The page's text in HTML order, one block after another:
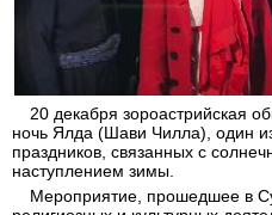
20 декабря зороастрийская
ночь Ялда (Шави Чилла), один
праздников, связанных с
наступлением зимы.
Мероприятие, прошедшее в